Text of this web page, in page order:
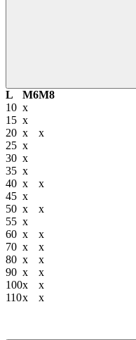
L М6М8
10 х
15 х
20 х
х
25 х
30 х
35 х
40 х
х
45 х
50 х
х
55 х
60 х
х
70 х
х
80 х
х
90 х
х
100х
х
110х х